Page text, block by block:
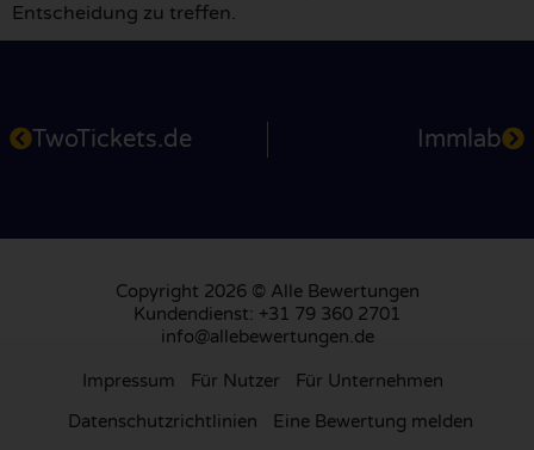
Entscheidung zu treffen.
TwoTickets.de Immlab
Copyright 2026 © Alle Bewertungen
Kundendienst: +31 79 360 2701
info@allebewertungen.de
Impressum Für Nutzer
Für Unternehmen
Datenschutzrichtlinien
Eine Bewertung melden